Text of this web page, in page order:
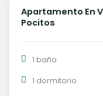
Apartamento En
Pocitos
1 baño
1 dormitorio